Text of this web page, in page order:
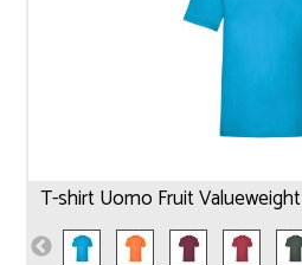
T-shirt Uomo Fruit Valueweight